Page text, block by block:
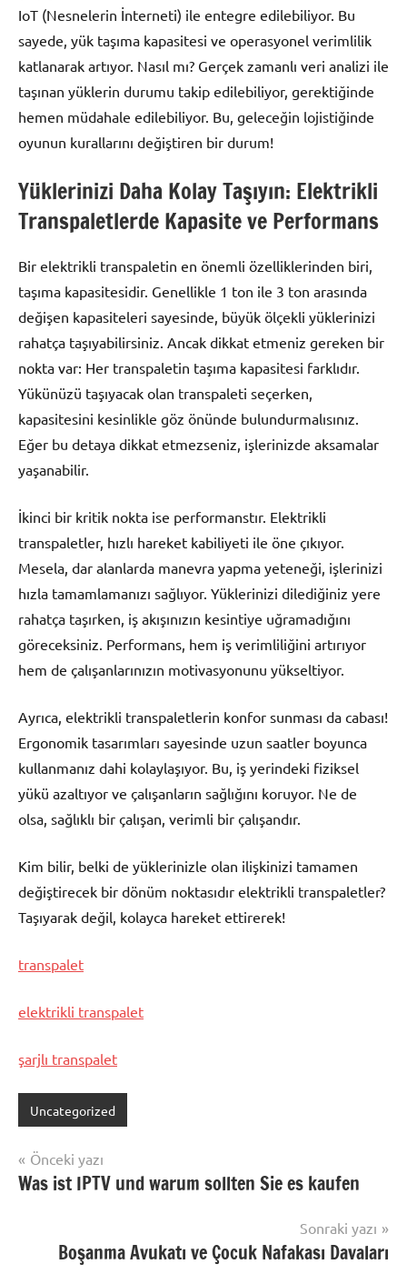
IoT (Nesnelerin İnterneti) ile entegre edilebiliyor. Bu
sayede, yük taşıma kapasitesi ve operasyonel verimlilik
katlanarak artıyor. Nasıl mı? Gerçek zamanlı veri analizi ile
taşınan yüklerin durumu takip edilebiliyor, gerektiğinde
hemen müdahale edilebiliyor. Bu, geleceğin lojistiğinde
oyunun kurallarını değiştiren bir durum!
Yüklerinizi Daha Kolay Taşıyın: Elektrikli
Transpaletlerde Kapasite ve Performans
Bir elektrikli transpaletin en önemli özelliklerinden biri,
taşıma kapasitesidir. Genellikle 1 ton ile 3 ton arasında
değişen kapasiteleri sayesinde, büyük ölçekli yüklerinizi
rahatça taşıyabilirsiniz. Ancak dikkat etmeniz gereken bir
nokta var: Her transpaletin taşıma kapasitesi farklıdır.
Yükünüzü taşıyacak olan transpaleti seçerken,
kapasitesini kesinlikle göz önünde bulundurmalısınız.
Eğer bu detaya dikkat etmezseniz, işlerinizde aksamalar
yaşanabilir.
İkinci bir kritik nokta ise performanstır. Elektrikli
transpaletler, hızlı hareket kabiliyeti ile öne çıkıyor.
Mesela, dar alanlarda manevra yapma yeteneği, işlerinizi
hızla tamamlamanızı sağlıyor. Yüklerinizi dilediğiniz yere
rahatça taşırken, iş akışınızın kesintiye uğramadığını
göreceksiniz. Performans, hem iş verimliliğini artırıyor
hem de çalışanlarınızın motivasyonunu yükseltiyor.
Ayrıca, elektrikli transpaletlerin konfor sunması da cabası!
Ergonomik tasarımları sayesinde uzun saatler boyunca
kullanmanız dahi kolaylaşıyor. Bu, iş yerindeki fiziksel
yükü azaltıyor ve çalışanların sağlığını koruyor. Ne de
olsa, sağlıklı bir çalışan, verimli bir çalışandır.
Kim bilir, belki de yüklerinizle olan ilişkinizi tamamen
değiştirecek bir dönüm noktasıdır elektrikli transpaletler?
Taşıyarak değil, kolayca hareket ettirerek!
transpalet
elektrikli transpalet
şarjlı transpalet
Uncategorized
Yazı
gezinmesi
Önceki yazı
Was ist IPTV und warum sollten Sie es kaufen
Sonraki yazı
Boşanma Avukatı ve Çocuk Nafakası Davaları